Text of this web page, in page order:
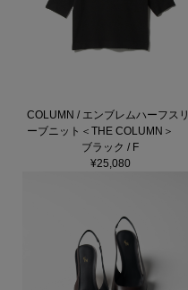
COLUMN / エンブレムハーフスリ
ーブニット＜THE COLUMN＞
ブラック / F
¥25,080